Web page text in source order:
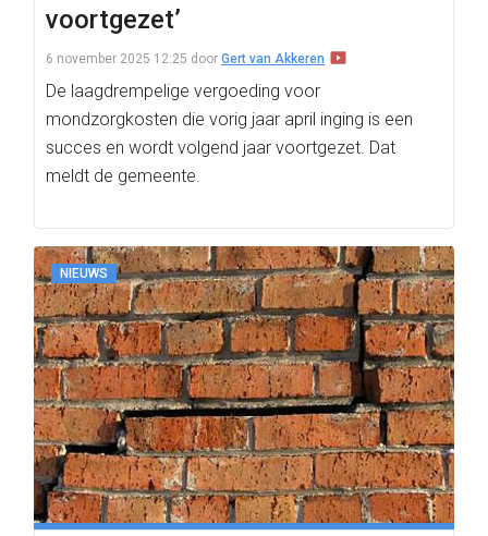
voortgezet’
6 november 2025 12:25 door Gert van Akkeren
De laagdrempelige vergoeding voor
mondzorgkosten die vorig jaar april inging is een
succes en wordt volgend jaar voortgezet. Dat
meldt de gemeente.
NIEUWS